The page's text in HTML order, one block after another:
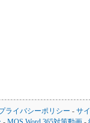
ライバシーポリシー - サ